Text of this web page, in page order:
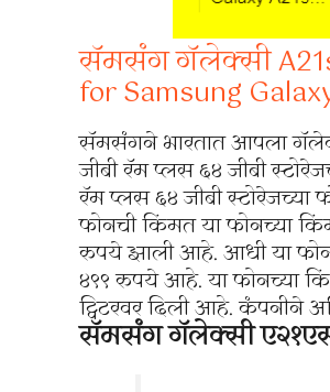
सॅमसंग गॅलेक्सी A21s
for Samsung
सॅमसंगने भारतात आपला
जीबी रॅम प्लस ६४ जीबी
रॅम प्लस ६४ जीबी
फोनची किंमत या फोनच्या
रुपये झाली आहे. आधी या
४९९ रुपये आहे. या फोनच्या
ट्विटरवर दिली आहे. कंपनीने
सॅमसंग गॅलेक्सी ए२१एस